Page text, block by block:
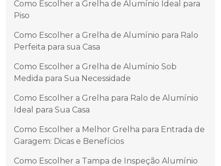
Como Escolher a Grelha de Alumínio Ideal para
Piso
Como Escolher a Grelha de Alumínio para Ralo
Perfeita para sua Casa
Como Escolher a Grelha de Alumínio Sob
Medida para Sua Necessidade
Como Escolher a Grelha para Ralo de Alumínio
Ideal para Sua Casa
Como Escolher a Melhor Grelha para Entrada de
Garagem: Dicas e Benefícios
Como Escolher a Tampa de Inspeção Alumínio